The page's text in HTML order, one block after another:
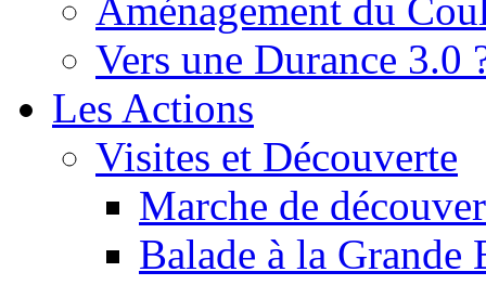
Aménagement du
Vers une Durance 3.0
Les Actions
Visites et Découverte
Marche de
Balade à la Grande